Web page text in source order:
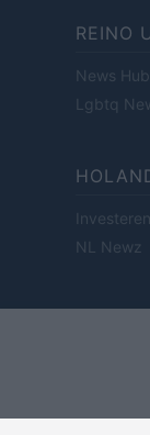
REINO
News
Lgbtq
NL Newz